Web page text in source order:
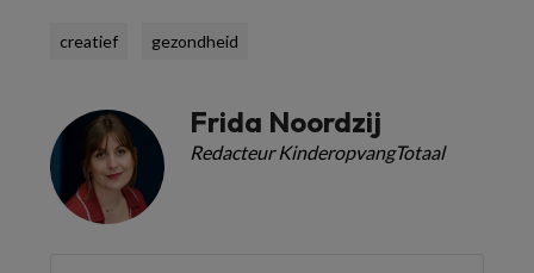
creatief gezondheid
Frida Noordzij
Redacteur KinderopvangTotaal